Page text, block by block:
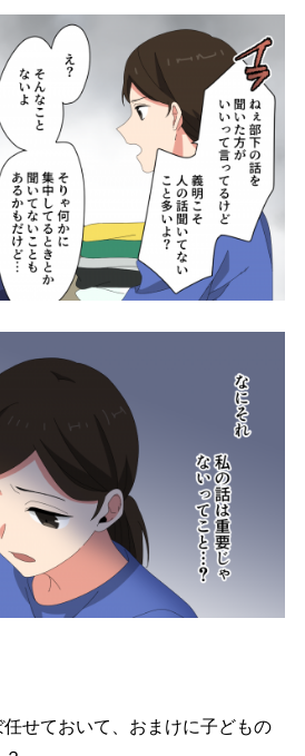
せておいて、おまけに子どもの